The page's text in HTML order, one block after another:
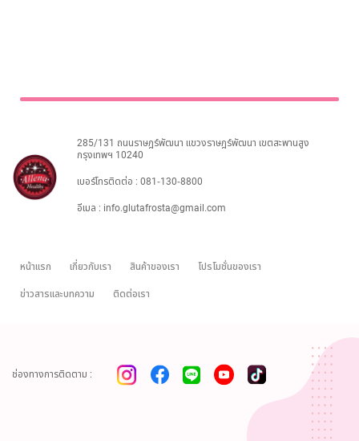
ไทย Eng
285/131 ถนนราษฎร์พัฒนา แขวงราษฎร์พัฒนา เขตสะพานสูง
กรุงเทพฯ 10240
เบอร์โทรติดต่อ : 081-130-8800
อีเมล : info.glutafrosta@gmail.com
หน้าแรก เกี่ยวกับเรา สินค้าของเรา
โปรโมชั่นของเรา
ข่าวสารและบทความ
ติดต่อเรา
ช่องทางการติดตาม :